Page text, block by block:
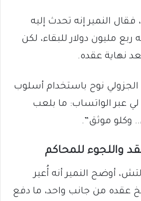
النمير إنه تحدث إليه
مليون دولار للبقاء، لكن
نهاية عقده.
الجزولي نوح باستخدام أسلوب
لي عبر الواتساب: ما بلعب
وكلو موثق”.
واللجوء للمحاكم
أوضح النمير أنه أُعير
عقده من جانب واحد، ما دفع